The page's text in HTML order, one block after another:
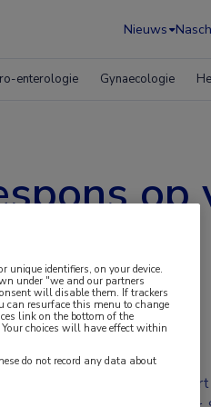
Nieuws
enterologie Gynaecologie
op
unique identifiers, on your device.
under "we and our partners
will disable them. If trackers
can resurface this menu to change
link on the bottom of the
choices will have effect within
do not record any data about